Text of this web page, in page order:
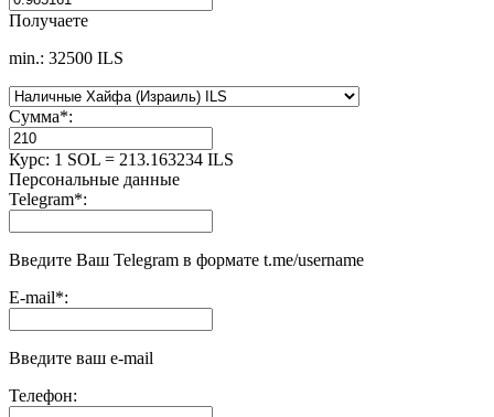
Получаете
min.: 32500 ILS
Сумма*:
Курс: 1 SOL = 213.163234 ILS
Персональные данные
Telegram*:
Введите Ваш Telegram в формате t.me/username
E-mail*:
Введите ваш e-mail
Телефон: